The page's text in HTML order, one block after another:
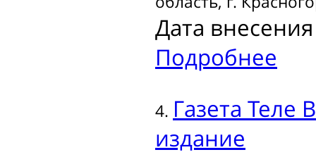
Дата
Подробнее
4. Газета Теле
издание